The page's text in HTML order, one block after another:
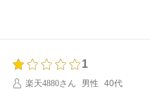
1
楽天4880さん
男性 40代